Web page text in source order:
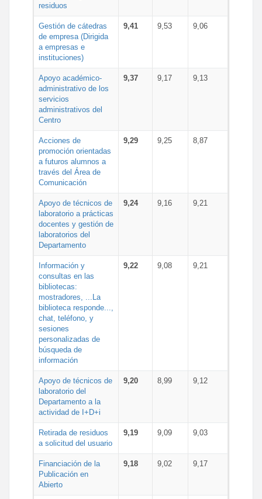
residuos
Gestión de cátedras
de empresa (Dirigida
a empresas e
instituciones)
9,41 9,53 9,06
Apoyo académico-
administrativo de los
servicios
administrativos del
Centro
9,37 9,17 9,13
Acciones de
promoción orientadas
a futuros alumnos a
través del Área de
Comunicación
9,29 9,25 8,87
Apoyo de técnicos de
laboratorio a prácticas
docentes y gestión de
laboratorios del
Departamento
9,24 9,16 9,21
Información y
consultas en las
bibliotecas:
mostradores, ...La
biblioteca responde...,
chat, teléfono, y
sesiones
personalizadas de
búsqueda de
información
9,22 9,08 9,21
Apoyo de técnicos de
laboratorio del
Departamento a la
actividad de I+D+i
9,20 8,99 9,12
Retirada de residuos
a solicitud del usuario
9,19 9,09 9,03
Financiación de la
Publicación en
Abierto
9,18 9,02 9,17